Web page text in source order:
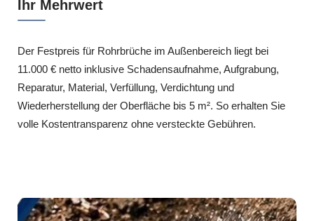
Ihr Mehrwert
Der Festpreis für Rohrbrüche im Außenbereich liegt bei
11.000 € netto inklusive Schadensaufnahme, Aufgrabung,
Reparatur, Material, Verfüllung, Verdichtung und
Wiederherstellung der Oberfläche bis 5 m². So erhalten Sie
volle Kostentransparenz ohne versteckte Gebühren.